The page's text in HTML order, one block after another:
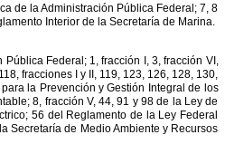
de la Administración Pública Federal; 7, 8
Interior de la Secretaría de Marina.
Pública Federal; 1, fracción I, 3, fracción VI,
118, fracciones y II, 119, 123, 126, 128, 130,
para la Prevención y Gestión Integral de los
8, fracción V, 44, 91 y 98 de la Ley de
56 del Reglamento de la Ley Federal
la Secretaría de MedioAmbiente y Recursos